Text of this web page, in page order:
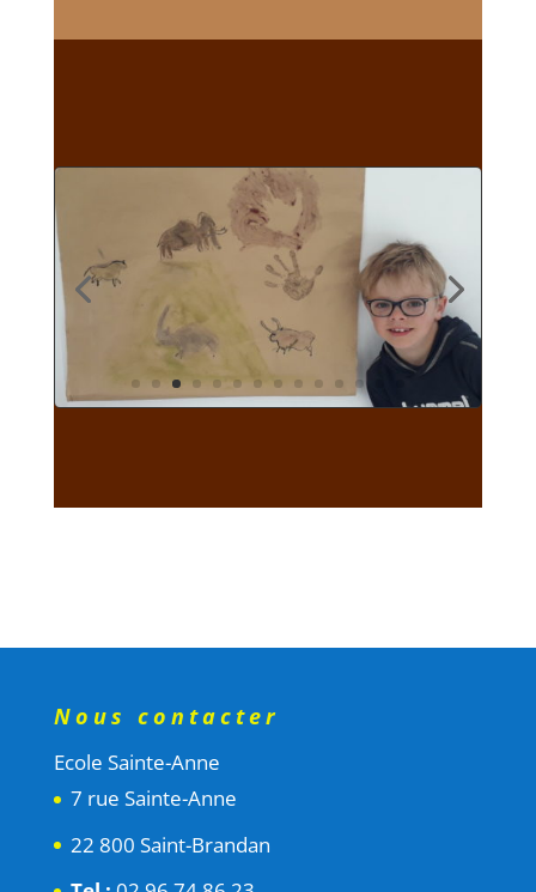
Nous contacter
Ecole Sainte-Anne
7 rue Sainte-Anne
22 800 Saint-Brandan